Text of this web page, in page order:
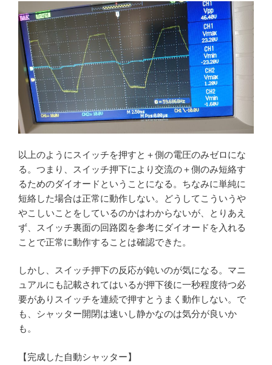
以上のようにスイッチを押すと＋側の電圧のみゼロにな
る。つまり、スイッチ押下により交流の＋側のみ短絡す
るためのダイオードということになる。ちなみに単純に
短絡した場合は正常に動作しない。どうしてこういうや
やこしいことをしているのかはわからないが、とりあえ
ず、スイッチ裏面の回路図を参考にダイオードを入れる
ことで正常に動作することは確認できた。
しかし、スイッチ押下の反応が鈍いのが気になる。マニ
ュアルにも記載されてはいるが押下後に一秒程度待つ必
要がありスイッチを連続で押すとうまく動作しない。で
も、シャッター開閉は速いし静かなのは気分が良いか
も。
【完成した自動シャッター】